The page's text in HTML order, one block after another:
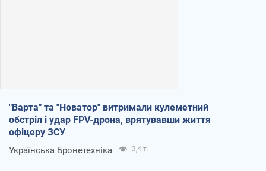
"Варта" та "Новатор" витримали кулеметний
обстріл і удар FPV-дрона, врятувавши життя
офіцеру ЗСУ
Українська Бронетехніка 3,4 т.